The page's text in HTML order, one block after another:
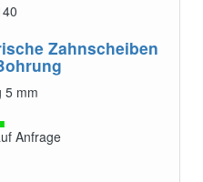
Zahnscheiben
5 mm
Anfrage